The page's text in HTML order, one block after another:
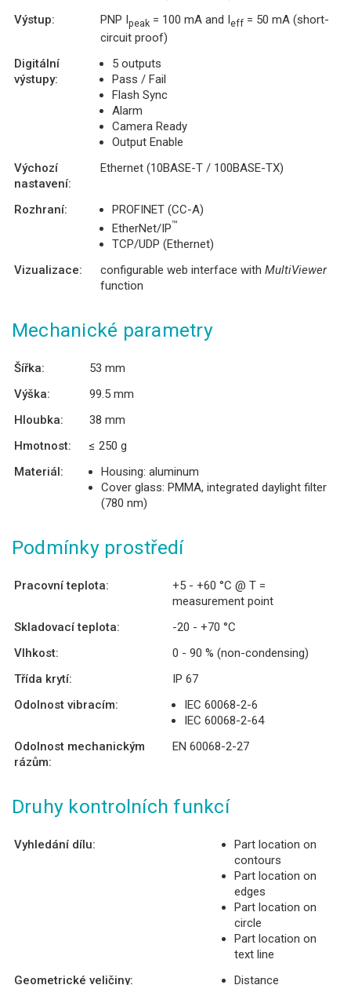
Výstup:
PNP Ipeak = 100 mA and Ieff = 50 mA (short-
circuit proof)
Digitální
výstupy:
5 outputs
Pass / Fail
Flash Sync
Alarm
Camera Ready
Output Enable
Výchozí
nastavení:
Ethernet (10BASE-T / 100BASE-TX)
Rozhraní:
PROFINET (CC-A)
EtherNet/IP™
TCP/UDP (Ethernet)
Vizualizace:
configurable web interface with MultiViewer
function
Mechanické parametry
Šířka:
53 mm
Výška:
99.5 mm
Hloubka:
38 mm
Hmotnost:
≤ 250 g
Materiál:
Housing: aluminum
Cover glass: PMMA, integrated daylight filter
(780 nm)
Podmínky prostředí
Pracovní teplota:
+5 - +60 °C @ T =
measurement point
Skladovací teplota:
-20 - +70 °C
Vlhkost:
0 - 90 % (non-condensing)
Třída krytí:
IP 67
Odolnost vibracím:
IEC 60068-2-6
IEC 60068-2-64
Odolnost mechanickým
rázům:
EN 60068-2-27
Druhy kontrolních funkcí
Vyhledání dílu:
Part location on
contours
Part location on
edges
Part location on
circle
Part location on
text line
Geometrické veličiny:
Distance